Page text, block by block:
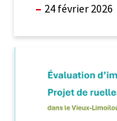
24 février 2026
rapport